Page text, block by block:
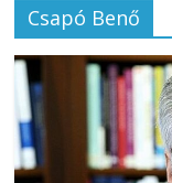
Csapó Benő